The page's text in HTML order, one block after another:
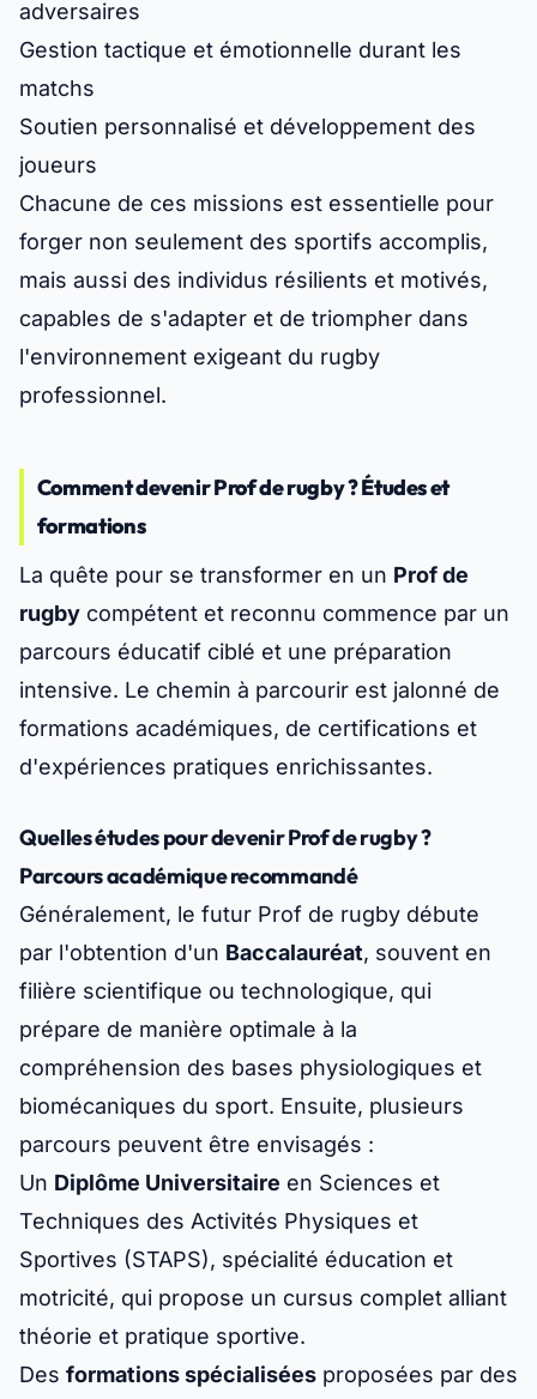
adversaires
Gestion tactique et émotionnelle durant les
matchs
Soutien personnalisé et développement des
joueurs
Chacune de ces missions est essentielle pour
forger non seulement des sportifs accomplis,
mais aussi des individus résilients et motivés,
capables de s'adapter et de triompher dans
l'environnement exigeant du rugby
professionnel.
Comment devenir Prof de rugby ? Études et
formations
La quête pour se transformer en un Prof de
rugby compétent et reconnu commence par un
parcours éducatif ciblé et une préparation
intensive. Le chemin à parcourir est jalonné de
formations académiques, de certifications et
d'expériences pratiques enrichissantes.
Quelles études pour devenir Prof de rugby ?
Parcours académique recommandé
Généralement, le futur Prof de rugby débute
par l'obtention d'un Baccalauréat, souvent en
filière scientifique ou technologique, qui
prépare de manière optimale à la
compréhension des bases physiologiques et
biomécaniques du sport. Ensuite, plusieurs
parcours peuvent être envisagés :
Un Diplôme Universitaire en Sciences et
Techniques des Activités Physiques et
Sportives (STAPS), spécialité éducation et
motricité, qui propose un cursus complet alliant
théorie et pratique sportive.
Des formations spécialisées proposées par des